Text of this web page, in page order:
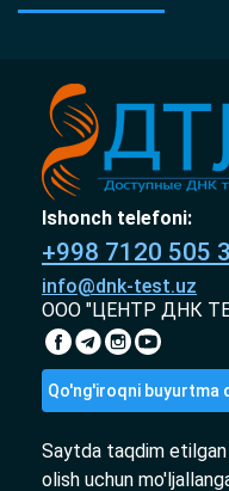
Ishonch telefoni:
+998 7120 505
info@dnk-test.uz
ООО "ЦЕНТР ДНК
Qo'ng'iroqni buyurtma
Saytda taqdim
olish uchun